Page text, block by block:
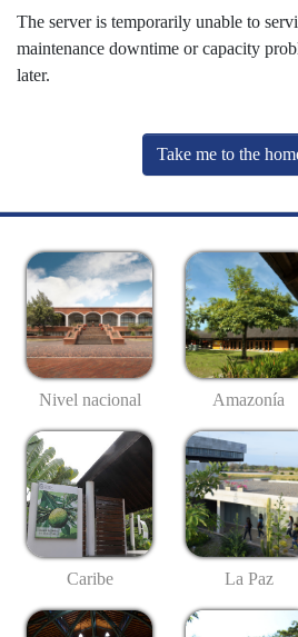
The server is temporarily unable to
maintenance downtime or capacity
later.
Take me to the
Nivel nacional Amazonía
Caribe La Paz